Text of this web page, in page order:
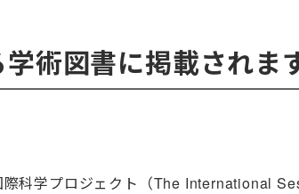
術図書に掲載されま
科学プロジェクト（The International